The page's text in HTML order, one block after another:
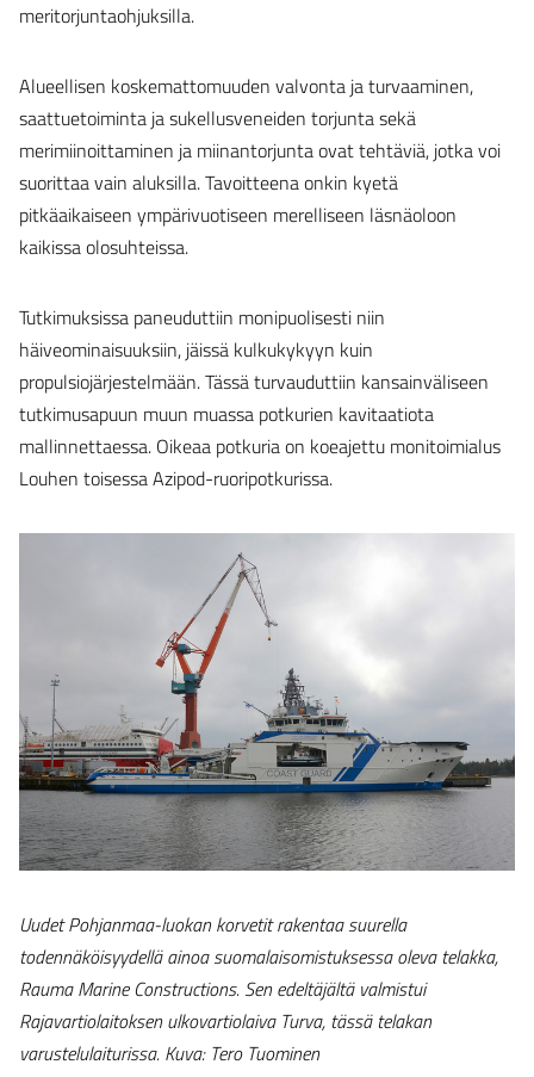
meritorjuntaohjuksilla.
Alueellisen koskemattomuuden valvonta ja turvaaminen,
saattuetoiminta ja sukellusveneiden torjunta sekä
merimiinoittaminen ja miinantorjunta ovat tehtäviä, jotka voi
suorittaa vain aluksilla. Tavoitteena onkin kyetä
pitkäaikaiseen ympärivuotiseen merelliseen läsnäoloon
kaikissa olosuhteissa.
Tutkimuksissa paneuduttiin monipuolisesti niin
häiveominaisuuksiin, jäissä kulkukykyyn kuin
propulsiojärjestelmään. Tässä turvauduttiin kansainväliseen
tutkimusapuun muun muassa potkurien kavitaatiota
mallinnettaessa. Oikeaa potkuria on koeajettu monitoimialus
Louhen toisessa Azipod-ruoripotkurissa.
Uudet Pohjanmaa-luokan korvetit rakentaa suurella
todennäköisyydellä ainoa suomalaisomistuksessa oleva telakka,
Rauma Marine Constructions. Sen edeltäjältä valmistui
Rajavartiolaitoksen ulkovartiolaiva Turva, tässä telakan
varustelulaiturissa. Kuva: Tero Tuominen